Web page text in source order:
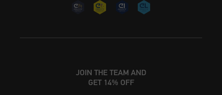
JOIN THE TEAM AND
GET 14% OFF